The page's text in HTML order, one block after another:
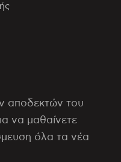
αποδεκτών του
να μαθαίνετε
όλα τα νέα